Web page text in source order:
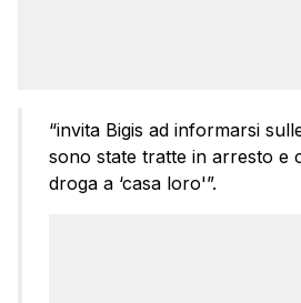
“invita Bigis ad informarsi
sono state tratte in arresto e
droga a ‘casa loro'”.